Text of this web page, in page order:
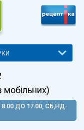
мобільних)
ДО 17:00, СБ,НД-